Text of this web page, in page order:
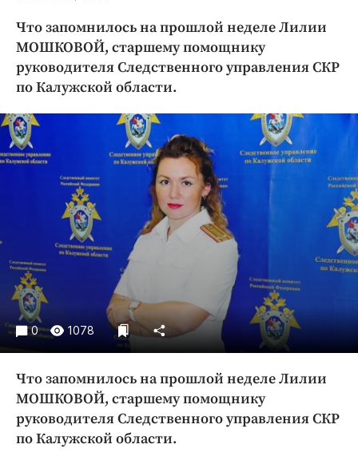
Авто и транспорт
Благоустройство
Криминал
Культура
Недвижимость и ЖКХ
Образование
Общество
Погода
Праздники
Происшествия
Экономика и бизнес
ПРОЕКТЫ
Издания
Медиаперсона
Интересное чтиво
Что запомнилось на прошлой неделе Лилии
МОШКОВОЙ, старшему помощнику
руководителя Следственного управления СКР
по Калужской области.
0 1078
Что запомнилось на прошлой неделе Лилии
МОШКОВОЙ, старшему помощнику
руководителя Следственного управления СКР
по Калужской области.